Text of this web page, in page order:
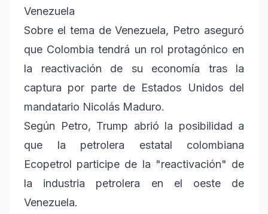
Venezuela
Sobre el tema de Venezuela, Petro aseguró
que Colombia tendrá un rol protagónico en
la reactivación de su economía tras la
captura por parte de Estados Unidos del
mandatario Nicolás Maduro.
Según Petro, Trump abrió la posibilidad a
que la petrolera estatal colombiana
Ecopetrol participe de la "reactivación" de
la industria petrolera en el oeste de
Venezuela.